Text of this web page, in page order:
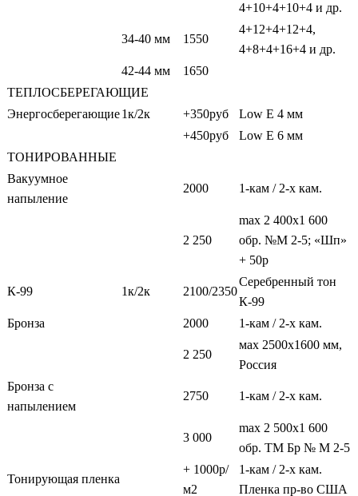
4+10+4+10+4 и др.
34-40 мм 1550
4+12+4+12+4,
4+8+4+16+4 и др.
42-44 мм
1650
ТЕПЛОСБЕРЕГАЮЩИЕ
Энергосберегающие1к/2к +350руб
Low E 4 мм
+450руб
Low E 6 мм
ТОНИРОВАННЫЕ
Вакуумное
напыление
2000 1-кам / 2-х кам.
2 250
max 2 400х1 600
обр. №М 2-5; «Шп»
+ 50р
К-99 1к/2к 2100/2350
Серебренный тон
К-99
Бронза
2000 1-кам / 2-х кам.
2 250
мах 2500х1600 мм,
Россия
Бронза с
напылением
2750 1-кам / 2-х кам.
3 000
max 2 500х1 600
обр. ТМ Бр № М 2-5
Тонирующая пленка
+ 1000р/
м2
1-кам / 2-х кам.
Пленка пр-во США